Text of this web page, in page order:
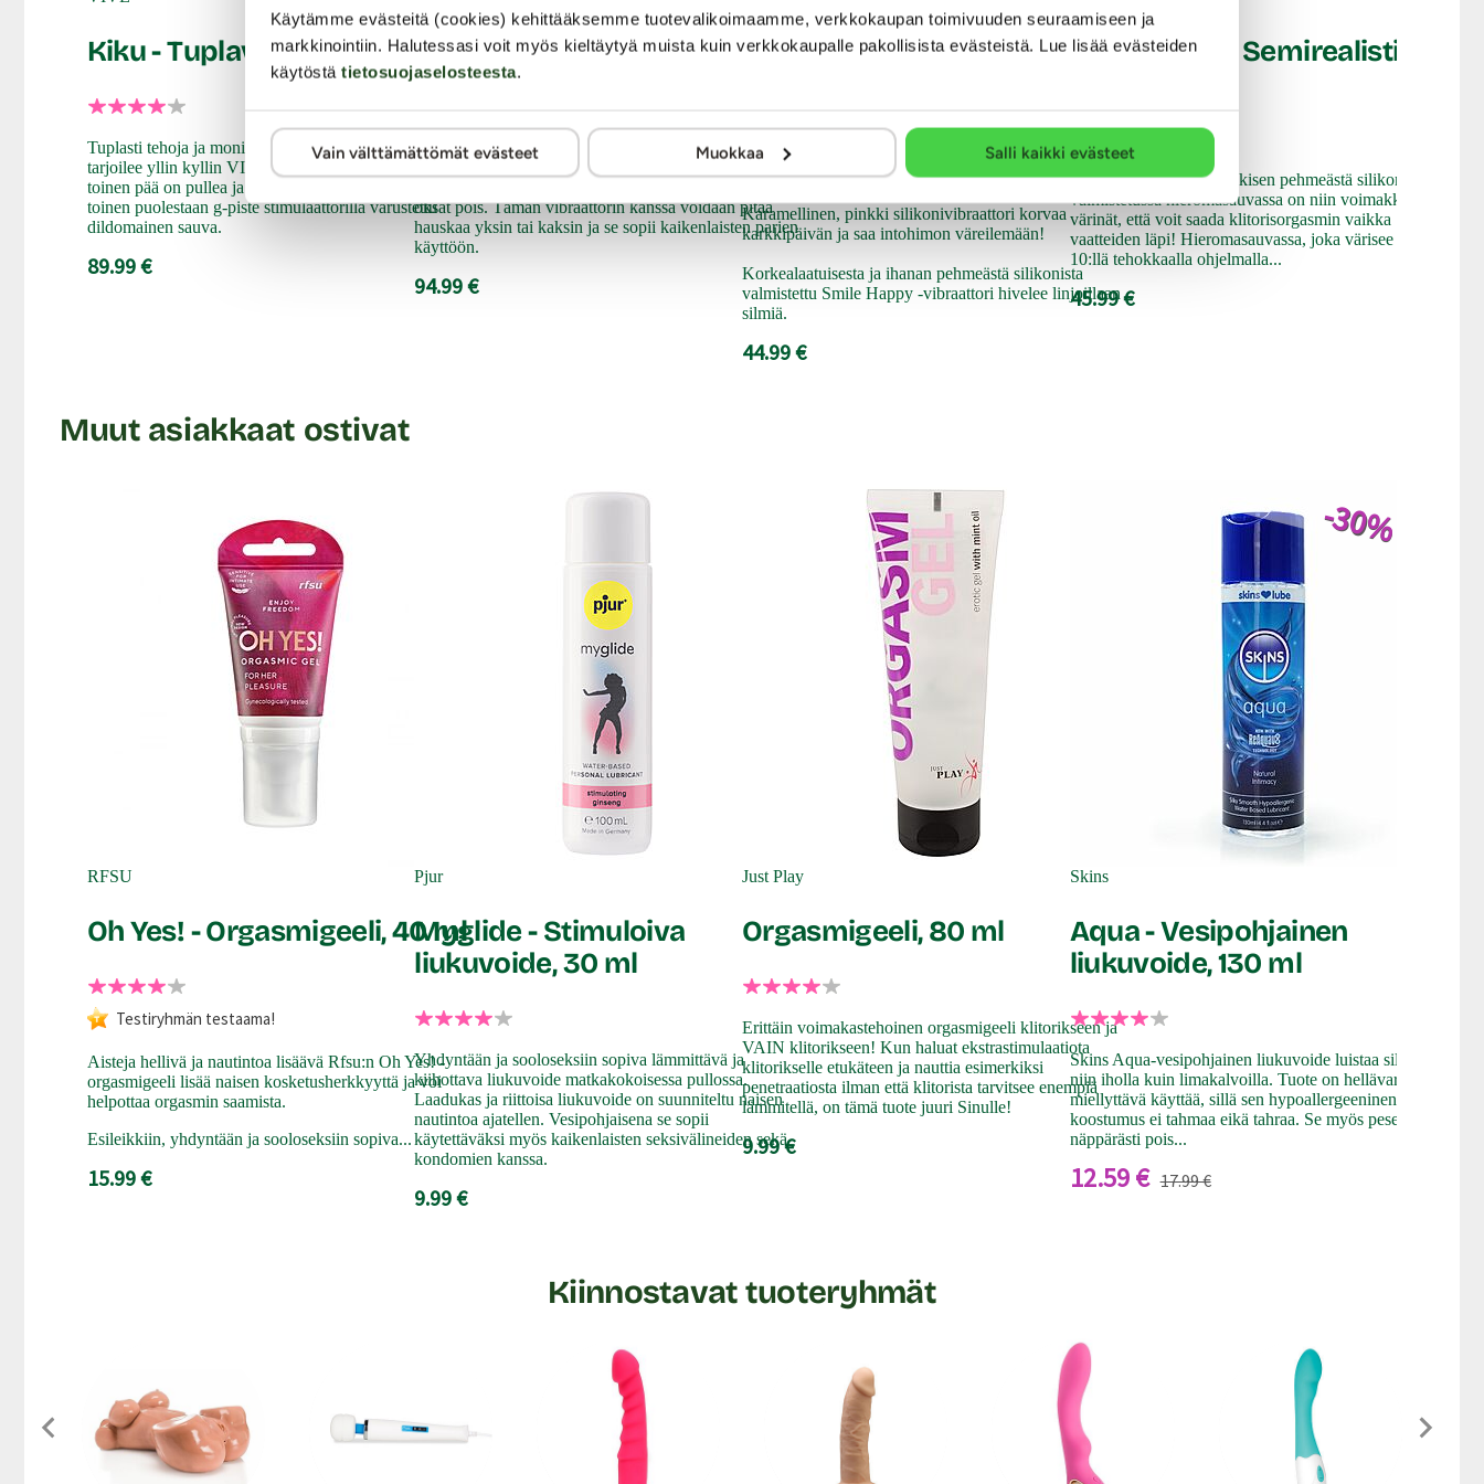
Käytämme evästeitä (cookies) kehittääksemme tuotevalikoimaamme, verkkokaupan toimivuuden seuraamiseen ja
markkinointiin. Halutessasi voit myös kieltäytyä muista kuin verkkokaupalle pakollisista evästeistä. Lue lisää evästeiden
käytöstä tietosuojaselosteesta.
Vain välttämättömät evästeet Muokkaa Salli kaikki evästeet
Kiku - Tuplavibraattori
Tuplasti tehoja ja monipuolista stimulaatiota – sitä
tarjoilee yllin kyllin VIVEn Kiku-vibraattori, jonka
toinen pää on pullea ja wand-sauvalle tyypillinen ja
toinen puolestaan g-piste stimulaattorilla varustettu
dildomainen sauva.
89.99 €
Essentials - Tuplavibraattori
Jykevän kokoisen tuplavibraattorin avulla saat kaiken
kerralla! Kahdella erilaisella päällä varustetussa
oksat pois. Tämän vibraattorin kanssa voidaan pitää
hauskaa yksin tai kaksin ja se sopii kaikenlaisten parien
käyttöön.
94.99 €
Sweet Smile Smile Happy -
Testiryhmän testaama!
Karamellinen, pinkki silikonivibraattori korvaa
karkkipäivän ja saa intohimon väreilemään!
Korkealaatuisesta ja ihanan pehmeästä silikonista
valmistettu Smile Happy -vibraattori hivelee linjoillaan
silmiä.
44.99 €
Toys Palma - Semirealistinen
USB-ladattavassa ja silkkisen pehmeästä silikonista
valmistetussa hieromasauvassa on niin voimakkaat
värinät, että voit saada klitorisorgasmin vaikka
vaatteiden läpi! Hieromasauvassa, joka värisee ja pulsoi
10:llä tehokkaalla ohjelmalla...
45.99 €
Muut asiakkaat ostivat
RFSU
Oh Yes! - Orgasmigeeli, 40 ml
Testiryhmän testaama!
Aisteja hellivä ja nautintoa lisäävä Rfsu:n Oh Yes! -
orgasmigeeli lisää naisen kosketusherkkyyttä ja voi
helpottaa orgasmin saamista.
Esileikkiin, yhdyntään ja sooloseksiin sopiva...
15.99 €
Pjur
Myglide - Stimuloiva
liukuvoide, 30 ml
Yhdyntään ja sooloseksiin sopiva lämmittävä ja
kiihottava liukuvoide matkakokoisessa pullossa.
Laadukas ja riittoisa liukuvoide on suunniteltu naisen
nautintoa ajatellen. Vesipohjaisena se sopii
käytettäväksi myös kaikenlaisten seksivälineiden sekä
kondomien kanssa.
9.99 €
Just Play
Orgasmigeeli, 80 ml
Erittäin voimakastehoinen orgasmigeeli klitorikseen ja
VAIN klitorikseen! Kun haluat ekstrastimulaatiota
klitorikselle etukäteen ja nauttia esimerkiksi
penetraatiosta ilman että klitorista tarvitsee enempiä
lämmitellä, on tämä tuote juuri Sinulle!
9.99 €
-30%
Skins
Aqua - Vesipohjainen
liukuvoide, 130 ml
Skins Aqua-vesipohjainen liukuvoide luistaa silkkisesti
niin iholla kuin limakalvoilla. Tuote on hellävarainen ja
miellyttävä käyttää, sillä sen hypoallergeeninen ja kevyt
koostumus ei tahmaa eikä tahraa. Se myös peseytyy
näppärästi pois...
12.59 € 17.99 €
Kiinnostavat tuoteryhmät